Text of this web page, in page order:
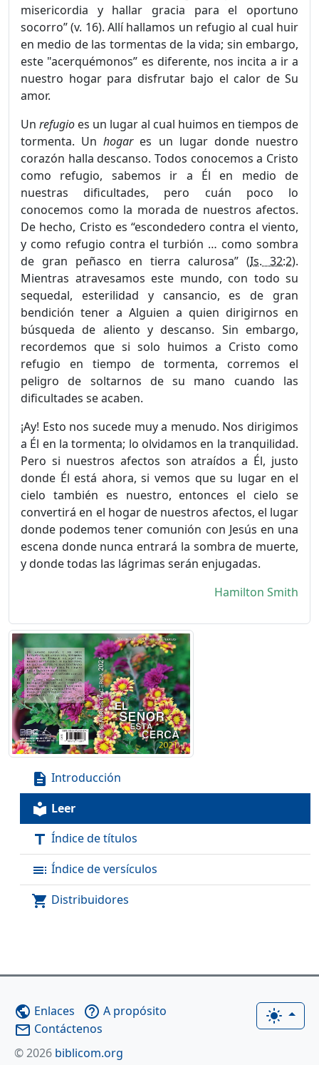
misericordia y hallar gracia para el oportuno
socorro” (v. 16). Allí hallamos un refugio al cual huir
en medio de las tormentas de la vida; sin embargo,
este "acerquémonos” es diferente, nos incita a ir a
nuestro hogar para disfrutar bajo el calor de Su
amor.
Un refugio es un lugar al cual huimos en tiempos de
tormenta. Unhogares un lugar donde nuestro
corazón halla descanso. Todos conocemos a Cristo
como refugio, sabemos ir a Él en medio de
nuestras dificultades, pero cuán poco lo
conocemos como la morada de nuestros afectos.
De hecho, Cristo es “escondedero contra el viento,
y como refugio contra el turbión … como sombra
de gran peñasco en tierra calurosa” (Is. 32:2).
Mientras atravesamos este mundo, con todo su
sequedal, esterilidad y cansancio, es de gran
bendición tener a Alguien a quien dirigirnos en
búsqueda de aliento y descanso. Sin embargo,
recordemos que si solo huimos a Cristo como
refugio en tiempo de tormenta, corremos el
peligro de soltar­nos de su mano cuando las
dificultades se acaben.
¡Ay! Esto nos sucede muy a menudo. Nos dirigimos
a Él en la tormenta; lo olvidamos en la tranquilidad.
Pero si nuestros afectos son atraídos a Él, justo
donde Él está ahora, si vemos que su lugar en el
cielo también es nuestro, entonces el cielo se
convertirá en el hogar de nuestros afectos, el lugar
donde podemos tener comunión con Jesús en una
escena donde nunca entrará la sombra de muerte,
y donde todas las lágrimas serán enjugadas.
Hamilton Smith
description Introducción
local_library Leer
title Índice de títulos
toc Índice de versículos
shopping_cart Distribuidores
light_mode
public Enlaces help_outline A propósito
mail_outline Contáctenos
© 2026 biblicom.org